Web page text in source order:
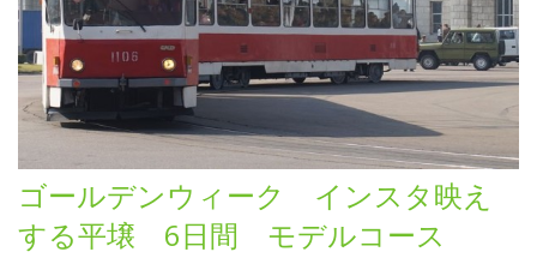
ゴールデンウィーク インスタ映え
する平壌 6日間 モデルコース